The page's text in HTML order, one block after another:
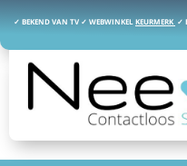
✓ BEKEND VAN TV ✓ WEBWINKEL KEURMERK ✓